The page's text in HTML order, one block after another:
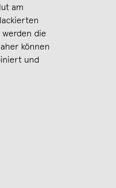
am
die
können
und